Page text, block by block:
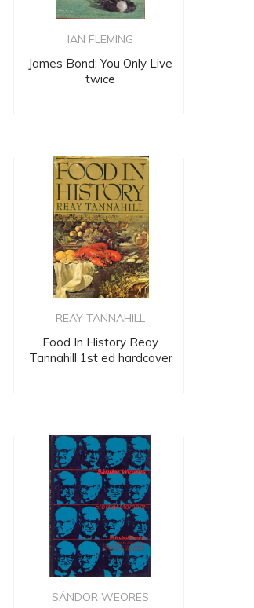
IAN FLEMING
James Bond: You Only Live
twice
REAY TANNAHILL
Food In History Reay
Tannahill 1st ed hardcover
SÁNDOR WEÖRES